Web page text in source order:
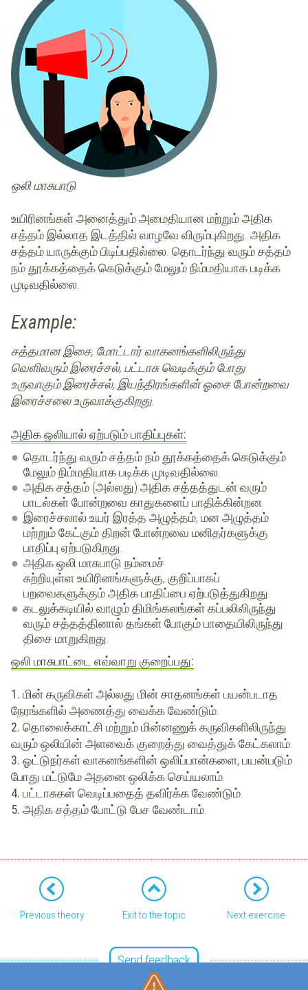
ஒலி மாசுபாடு
உயிரினங்கள் அனைத்தும் அமைதியான மற்றும் அதிக
சத்தம் இல்லாத இடத்தில் வாழவே விரும்புகிறது. அதிக
சத்தம் யாருக்கும் பிடிப்பதில்லை. தொடர்ந்து வரும் சத்தம்
நம் தூக்கத்தைக் கெடுக்கும் மேலும் நிம்மதியாக படிக்க
முடிவதில்லை.
Example:
சத்தமான இசை, மோட்டார் வாகனங்களிலிருந்து
வெளிவரும் இரைச்சல், பட்டாசு வெடிக்கும் போது
உருவாகும் இரைச்சல், இயந்திரங்களின் ஓசை போன்றவை
இரைச்சலை உருவாக்குகிறது.
அதிக ஒலியால் ஏற்படும் பாதிப்புகள்:
தொடர்ந்து வரும் சத்தம் நம் தூக்கத்தைக் கெடுக்கும்
மேலும் நிம்மதியாக படிக்க முடிவதில்லை.
அதிக சத்தம் (அல்லது) அதிக சத்தத்துடன் வரும்
பாடல்கள் போன்றவை காதுகளைப் பாதிக்கின்றன.
இரைச்சலால் உயர் இரத்த அழுத்தம், மன அழுத்தம்
மற்றும் கேட்கும் திறன் போன்றவை மனிதர்களுக்கு
பாதிப்பு ஏற்படுகிறது.
அதிக ஒலி மாசுபாடு நம்மைச்
சுற்றியுள்ள உயிரினங்களுக்கு, குறிப்பாகப்
பறவைகளுக்கும் அதிக பாதிப்பை ஏற்படுத்துகிறது.
கடலுக்கடியில் வாழும் திமிங்கலங்கள் கப்பலிலிருந்து
வரும் சத்தத்தினால் தங்கள் போகும் பாதையிலிருந்து
திசை மாறுகிறது.
ஒலி மாசுபாட்டை எவ்வாறு குறைப்பது:
1. மின் கருவிகள் அல்லது மின் சாதனங்கள் பயன்படாத
நேரங்களில் அணைத்து வைக்க வேண்டும்.
2. தொலைக்காட்சி மற்றும் மின்னணுக் கருவிகளிலிருந்து
வரும் ஒலியின் அளவைக் குறைத்து வைத்துக் கேட்கலாம்.
3. ஓட்டுநர்கள் வாகனங்களின் ஒலிப்பான்களை, பயன்படும்
போது மட்டுமே அதனை ஒலிக்க செய்யலாம்.
4. பட்டாசுகள் வெடிப்பதைத் தவிர்க்க வேண்டும்.
5. அதிக சத்தம் போட்டு பேச வேண்டாம்.
Previous theory Exit to the topic Next exercise
Send feedback